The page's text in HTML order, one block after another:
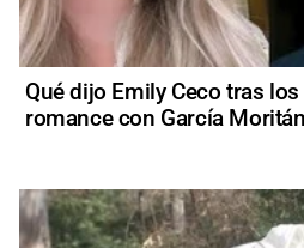
Qué dijo Emily Ceco tras
romance con García Moritán